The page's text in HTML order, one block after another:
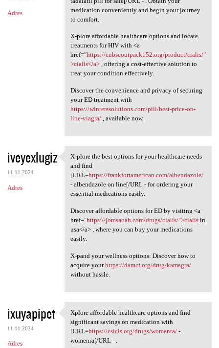
Adres
medication conveniently and begin your journey
to comfort.
X-plore affordable healthcare options and locate
treatments for HIV with <a
href="https://cubscoutpack152.org/product/cialis/"
>cialis</a>, offering a cost-effective solution to
treat your condition effectively.
Discover the convenience and privacy of securing
your ED treatment with
https://winterssolutions.com/pill/best-price-on-
line-viagra/, available now.
iveyexlugiz
11.11.2024
Adres
X-plore the best options for
X-plore the best options for your healthcare needs
and find
[URL=https://frankfortamerican.com/albendazole/
- albendazole on line[/URL - for ordering your
essential medications easily.
Discover affordable options for ED by visiting <a
href="https://jomsabah.com/drugs/cialis/">cialisin
usa</a> , where you can buy your medications
easily.
X-pand your wellness options: Discover how to
acquire yourhttps://damcf.org/drug/kamagra/
without hassle.
ixuyapipet
11.11.2024
Adres
Xplore affordable healthcare
Xplore affordable healthcare options and find
significant savings on medication with
[URL=https://csicls.org/drugs/womenra/-
womenra[/URL - .